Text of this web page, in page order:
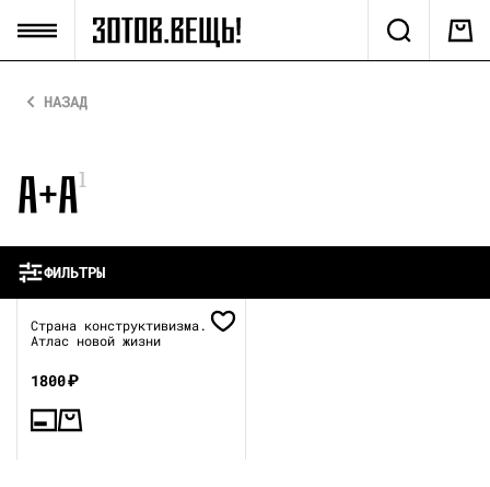
НАЗАД
А+А1
ФИЛЬТРЫ
Страна конструктивизма.
Атлас новой жизни
1800₽